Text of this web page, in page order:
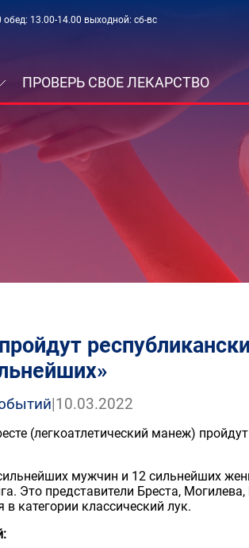
обед: 13.00-14.00 выходной: сб-вс
ПРОВЕРЬ СВОЕ ЛЕКАРСТВО
|10.03.2022
(легкоатлетический манеж)
мужчин и 12 сильнейших
Это представители Бреста,
категории классический лук.